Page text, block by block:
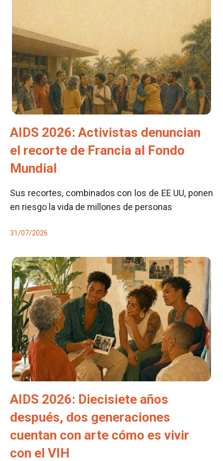
AIDS 2026: Activistas denuncian
el recorte de Francia al Fondo
Mundial
Sus recortes, combinados con los de EE UU, ponen
en riesgo la vida de millones de personas
31/07/2026
AIDS 2026: Diecisiete años
después, dos generaciones
cuentan con arte cómo es vivir
con el VIH